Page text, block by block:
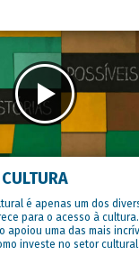
é apenas um dos
para o acesso à
apoiou uma das mais
investe no setor cultural.